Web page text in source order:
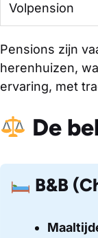
Volpension
Pensions zijn
herenhuizen,
ervaring, met
De
B&B